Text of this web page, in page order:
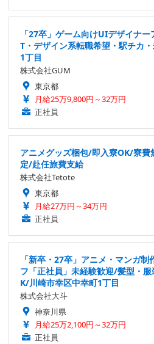
「27卒」ゲーム向けUIデザイナ
T・デザイン系転職希望・駅チカ
1丁目
株式会社GUM
東京都
月給25万9,800円～32万円
正社員
アニメグッズ梱包/即入寮OK/寮
定/赴任旅費支給
株式会社Tetote
東京都
月給27万円～34万円
正社員
「新卒・27卒」アニメ・マンガ
フ「正社員」未経験歓迎/髪型・
K/川崎市幸区中幸町1丁目
株式会社大斗
神奈川県
月給25万2,100円～32万円
正社員